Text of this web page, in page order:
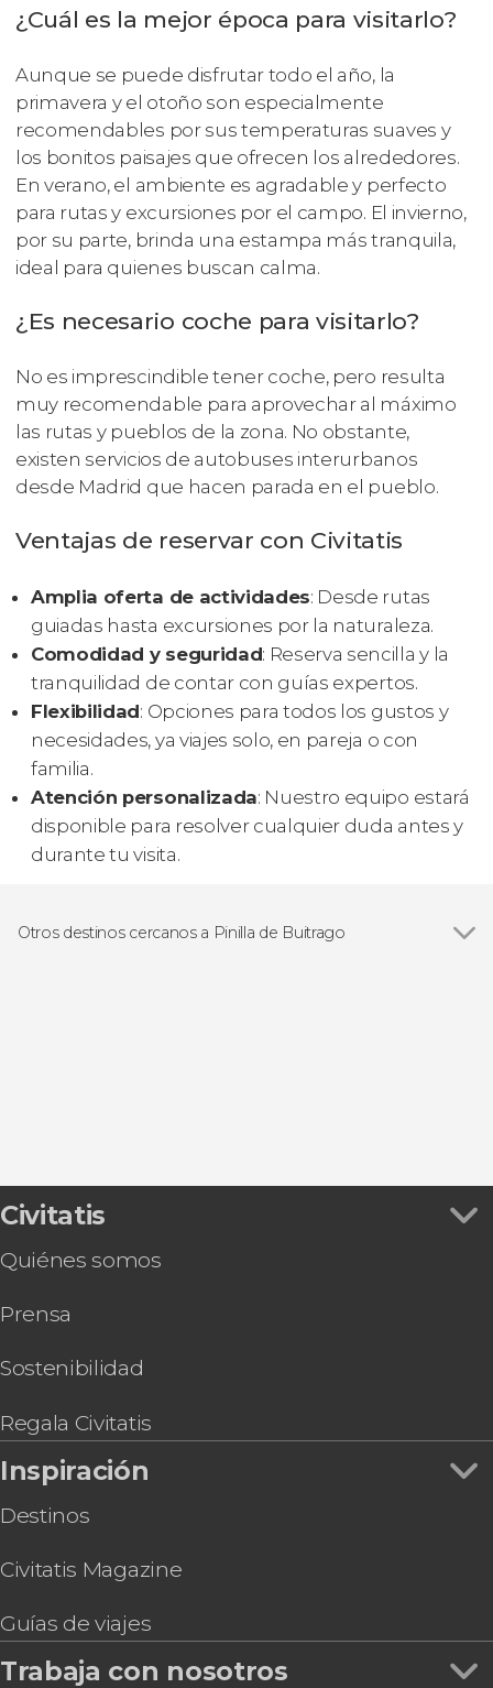
¿Cuál es la mejor época para visitarlo?
Aunque se puede disfrutar todo el año, la
primavera y el otoño son especialmente
recomendables por sus temperaturas suaves y
los bonitos paisajes que ofrecen los alrededores.
En verano, el ambiente es agradable y perfecto
para rutas y excursiones por el campo. El invierno,
por su parte, brinda una estampa más tranquila,
ideal para quienes buscan calma.
¿Es necesario coche para visitarlo?
No es imprescindible tener coche, pero resulta
muy recomendable para aprovechar al máximo
las rutas y pueblos de la zona. No obstante,
existen servicios de autobuses interurbanos
desde Madrid que hacen parada en el pueblo.
Ventajas de reservar con Civitatis
Amplia oferta de actividades: Desde rutas
guiadas hasta excursiones por la naturaleza.
Comodidad y seguridad: Reserva sencilla y la
tranquilidad de contar con guías expertos.
Flexibilidad: Opciones para todos los gustos y
necesidades, ya viajes solo, en pareja o con
familia.
Atención personalizada: Nuestro equipo estará
disponible para resolver cualquier duda antes y
durante tu visita.
Otros destinos cercanos a Pinilla de Buitrago
Civitatis
Quiénes somos
Prensa
Sostenibilidad
Regala Civitatis
Inspiración
Destinos
Civitatis Magazine
Guías de viajes
Trabaja con nosotros